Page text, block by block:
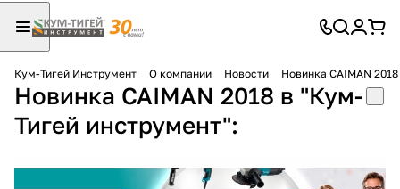
Кум-Тигей Инструмент О компании Новости Новинка CAIMAN
Новинка CAIMAN 2018 в "Кум-
Тигей инструмент":
Для клиентов всех банков
Разбейте
оплатуна части